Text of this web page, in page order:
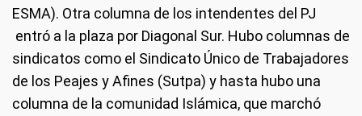
ESMA). Otra columna de los intendentes del PJ
entró a la plaza por Diagonal Sur. Hubo columnas de
sindicatos como el Sindicato Único de Trabajadores
de los Peajes y Afines (Sutpa) y hasta hubo una
columna de la comunidad Islámica, que marchó